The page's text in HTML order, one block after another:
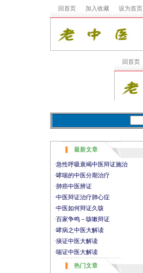
回首页 加入收藏 设为首页
最新文章
·急性呼吸衰竭中医辩证施治
·哮喘的中医分期治疗
·肺癌中医辨证
·中医辩证治疗肺心症
·中医如何辩证久咳
·百家争鸣－咳嗽辩证
·哮病之中医大解读
·痰证中医大解读
·喘证中医大解读
热门文章